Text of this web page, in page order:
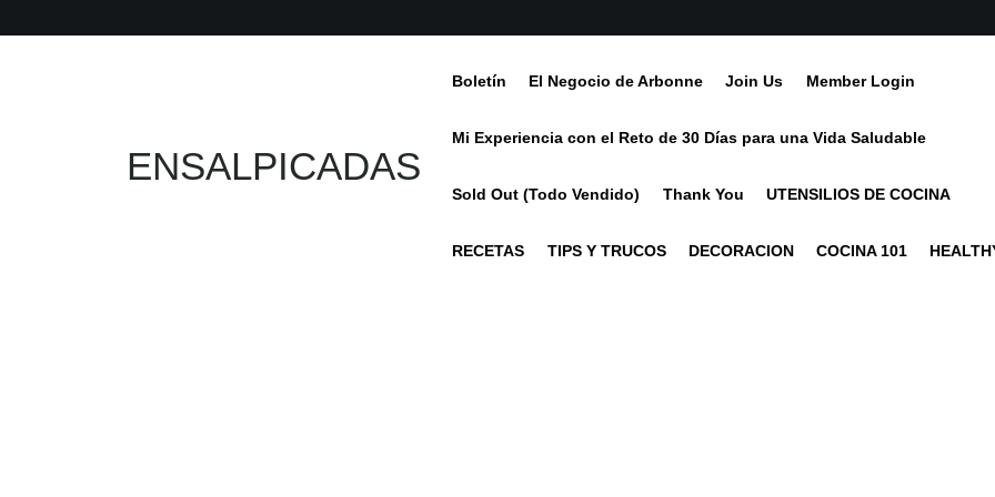
to
ENSALPICADAS
Boletín El Negocio de Arbonne Join Us Member Login
Mi Experiencia con el Reto de 30 Días para una Vida Saludable
Sold Out (Todo Vendido) Thank You UTENSILIOS DE COCINA
RECETAS TIPS Y TRUCOS DECORACION COCINA 101